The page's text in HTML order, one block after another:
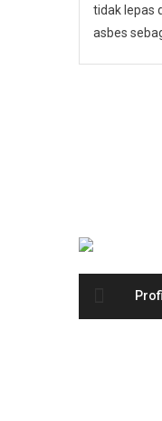
tidak lepas
asbes